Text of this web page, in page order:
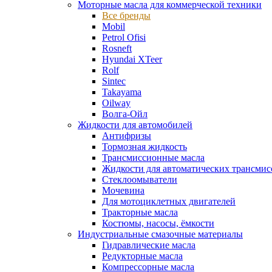
Моторные масла для коммерческой техники
Все бренды
Mobil
Petrol Ofisi
Rosneft
Hyundai XTeer
Rolf
Sintec
Takayama
Oilway
Волга-Ойл
Жидкости для автомобилей
Антифризы
Тормозная жидкость
Трансмиссионные масла
Жидкости для автоматических
Стеклоомыватели
Мочевина
Для мотоциклетных двигателей
Тракторные масла
Костюмы, насосы, ёмкости
Индустриальные смазочные материалы
Гидравлические масла
Редукторные масла
Компрессорные масла